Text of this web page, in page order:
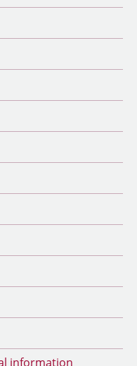
information